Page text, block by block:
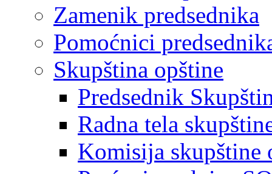
Zamenik predsednika
Pomoćnici
Skupština opštine
Predsednik
Radna tela
Komisija skupštine